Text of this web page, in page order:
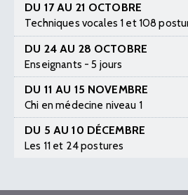
DU 17 AU 21 OCTOBRE
Techniques vocales 1 et 108
DU 24 AU 28 OCTOBRE
Enseignants - 5 jours
DU 11 AU 15 NOVEMBRE
Chi en médecine niveau 1
DU 5 AU 10 DÉCEMBRE
Les 11 et 24 postures